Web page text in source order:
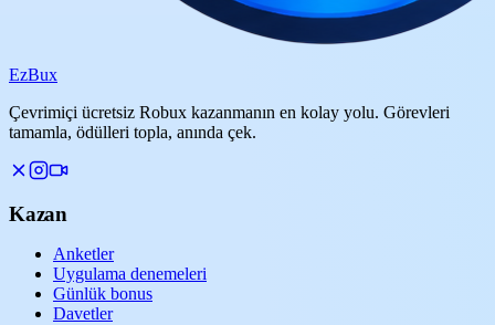
EzBux
Çevrimiçi ücretsiz Robux kazanmanın en kolay yolu. Görevleri
tamamla, ödülleri topla, anında çek.
Kazan
Anketler
Uygulama denemeleri
Günlük bonus
Davetler